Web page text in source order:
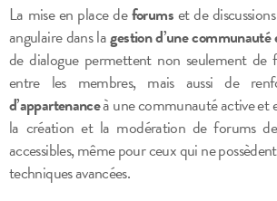
La mise en place deforumset de
angulaire dans lagestion d’une communauté
de dialogue permettent non seulement de
entre les membres, mais aussi de
d’appartenanceà une communauté active et
la création et la modération de forums
accessibles, même pour ceux qui ne
techniques avancées.